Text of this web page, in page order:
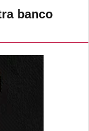
banco